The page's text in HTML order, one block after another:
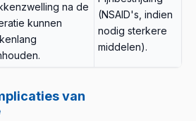
na de
kunnen
(NSAID's, indien
nodig sterkere
middelen).
van